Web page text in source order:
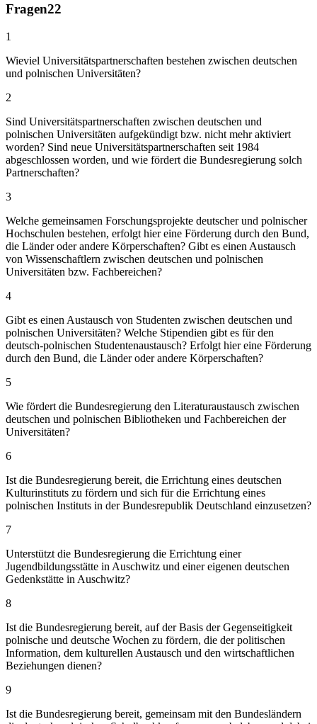
Fragen22
1
Wieviel Universitätspartnerschaften bestehen zwischen deutschen
und polnischen Universitäten?
2
Sind Universitätspartnerschaften zwischen deutschen und
polnischen Universitäten aufgekündigt bzw. nicht mehr aktiviert
worden? Sind neue Universitätspartnerschaften seit 1984
abgeschlossen worden, und wie fördert die Bundesregierung solch
Partnerschaften?
3
Welche gemeinsamen Forschungsprojekte deutscher und polnischer
Hochschulen bestehen, erfolgt hier eine Förderung durch den Bund,
die Länder oder andere Körperschaften? Gibt es einen Austausch
von Wissenschaftlern zwischen deutschen und polnischen
Universitäten bzw. Fachbereichen?
4
Gibt es einen Austausch von Studenten zwischen deutschen und
polnischen Universitäten? Welche Stipendien gibt es für den
deutsch-polnischen Studentenaustausch? Erfolgt hier eine Förderung
durch den Bund, die Länder oder andere Körperschaften?
5
Wie fördert die Bundesregierung den Literaturaustausch zwischen
deutschen und polnischen Bibliotheken und Fachbereichen der
Universitäten?
6
Ist die Bundesregierung bereit, die Errichtung eines deutschen
Kulturinstituts zu fördern und sich für die Errichtung eines
polnischen Instituts in der Bundesrepublik Deutschland einzusetzen?
7
Unterstützt die Bundesregierung die Errichtung einer
Jugendbildungsstätte in Auschwitz und einer eigenen deutschen
Gedenkstätte in Auschwitz?
8
Ist die Bundesregierung bereit, auf der Basis der Gegenseitigkeit
polnische und deutsche Wochen zu fördern, die der politischen
Information, dem kulturellen Austausch und den wirtschaftlichen
Beziehungen dienen?
9
Ist die Bundesregierung bereit, gemeinsam mit den Bundesländern